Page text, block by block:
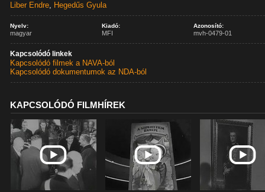
Liber Endre, Hegedűs Gyula
Nyelv:
magyar
Kiadó:
MFI
Azonosító:
mvh-0479-01
Kapcsolódó linkek
Kapcsolódó filmek a NAVA-ból
Kapcsolódó dokumentumok az NDA-ból
KAPCSOLÓDÓ FILMHÍREK